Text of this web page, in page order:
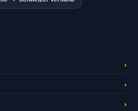
›
›
›